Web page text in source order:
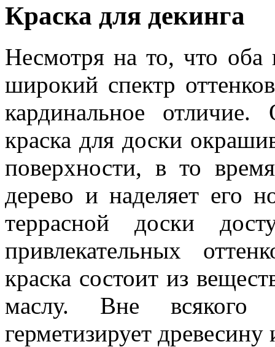
Краска для декинга
Несмотря на то, что
широкий спектр
кардинальное
краска для доски
поверхности, в то
дерево и наделяет его
террасной доски
привлекательных
краска состоит из
маслу. Вне всякого
герметизирует древесину